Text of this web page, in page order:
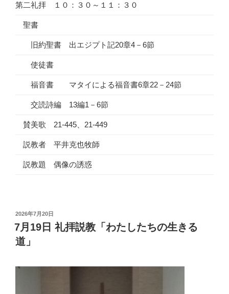
第二礼拝 １０：３０～１１：３０
聖書
旧約聖書 出エジプト記20章4－6節
使徒書
福音書 マタイによる福音書6章22－24節
交読詩編 13編1－6節
賛美歌 21-445、21-449
説教者 平井克也牧師
説教題 偶像の誘惑
投
稿
日:
2026年7月20日
7月19日 礼拝説教「わたしたちの生きる
道」